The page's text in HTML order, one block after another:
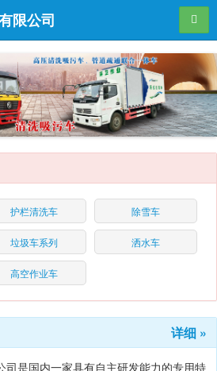
限公司 导航
护栏清洗车 除雪车
垃圾车系列 洒水车
高空作业车
详细 »
司是国内一家具有自主研发能力的专用特